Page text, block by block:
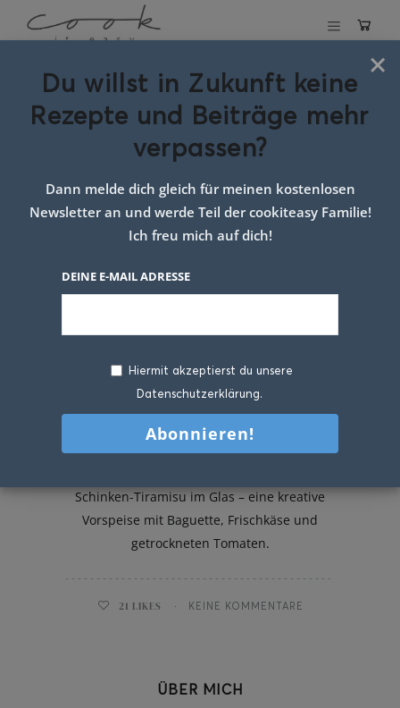
Schlagwort:
löffelgericht
Schinken Tiramisu im Glas
Schinken-Tiramisu im Glas – eine kreative
Vorspeise mit Baguette, Frischkäse und
getrockneten Tomaten.
21 LIKES KEINE KOMMENTARE
ÜBER MICH
×
Du willst in Zukunft keine
Rezepte und Beiträge mehr
verpassen?
Dann melde dich gleich für meinen kostenlosen
Newsletter an und werde Teil der cookiteasy Familie!
Ich freu mich auf dich!
DEINE E-MAIL ADRESSE
Hiermit akzeptierst du unsere
Datenschutzerklärung.